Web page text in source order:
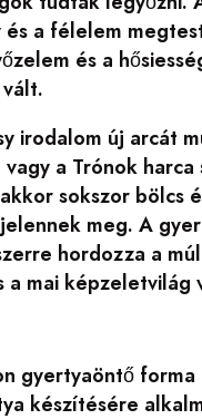
és a félelem
és a
irodalom új arcát
vagy a Trónok harca
sokszor bölcs
meg. A
hordozza a
a mai képzeletvilág
gyertyaöntő forma
készítésére